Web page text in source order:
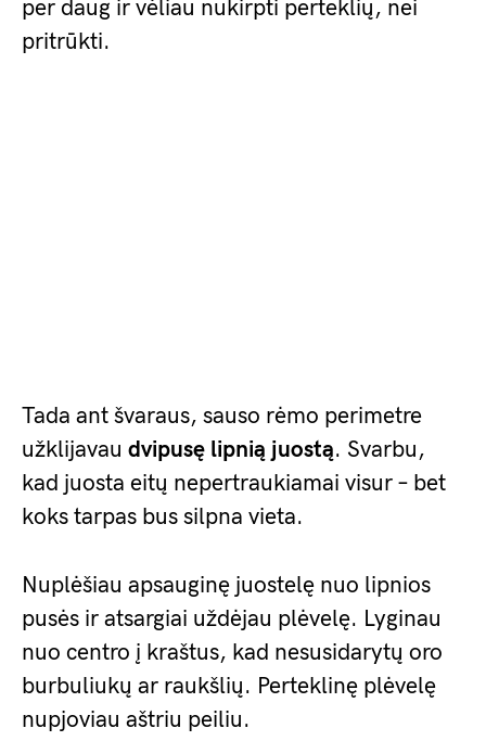
per daug ir vėliau nukirpti perteklių, nei
pritrūkti.
Tada ant švaraus, sauso rėmo perimetre
užklijavau dvipusę lipnią juostą. Svarbu,
kad juosta eitų nepertraukiamai visur – bet
koks tarpas bus silpna vieta.
Nuplėšiau apsauginę juostelę nuo lipnios
pusės ir atsargiai uždėjau plėvelę. Lyginau
nuo centro į kraštus, kad nesusidarytų oro
burbuliukų ar raukšlių. Perteklinę plėvelę
nupjoviau aštriu peiliu.